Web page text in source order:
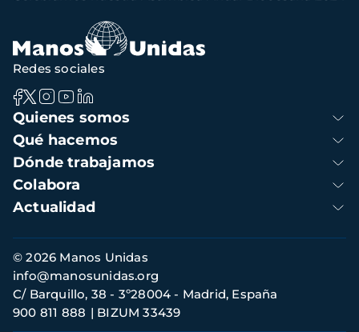
navegación
Navegación
principal
Quienes somos
Qué hacemos
Dónde trabajamos
Colabora
Actualidad
Redes sociales
Información
de
contacto
© 2026 Manos Unidas
C/ Barquillo, 38 - 3º28004 - Madrid, España
900 811 888
BIZUM 33439
info@manosunidas.org